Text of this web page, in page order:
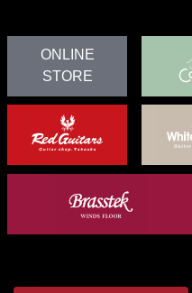
ONLINE
STORE